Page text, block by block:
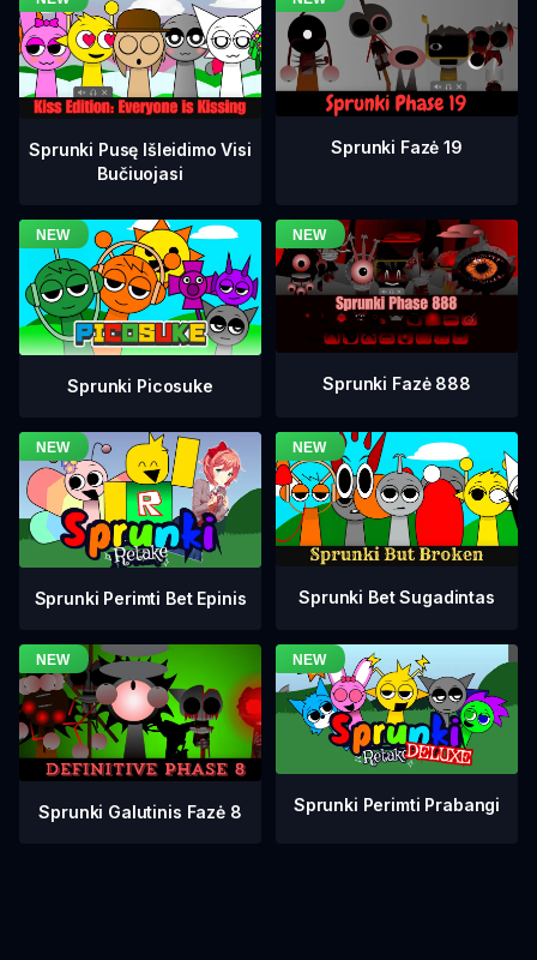
Sprunki Pusę Išleidimo Visi
Bučiuojasi
Sprunki Fazė 19
Sprunki Picosuke Sprunki Fazė 888
Sprunki Perimti Bet Epinis Sprunki Bet Sugadintas
Sprunki Galutinis Fazė 8 Sprunki Perimti Prabangi